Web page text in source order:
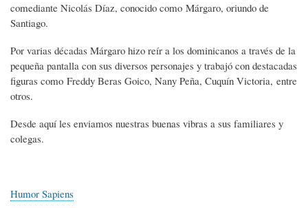
comediante Nicolás Díaz, conocido como Márgaro, oriundo de
Santiago.
Por varias décadas Márgaro hizo reír a los dominicanos a través de la
pequeña pantalla con sus diversos personajes y trabajó con destacadas
figuras como Freddy Beras Goico, Nany Peña, Cuquín Victoria, entre
otros.
Desde aquí les enviamos nuestras buenas vibras a sus familiares y
colegas.
Humor Sapiens